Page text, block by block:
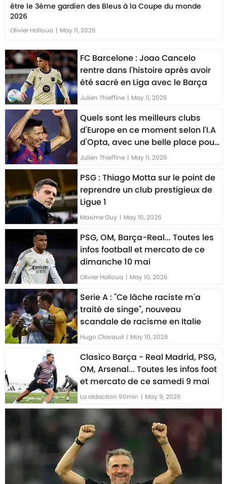
être le 3ème gardien des Bleus à la Coupe du monde
2026
Olivier Halloua | May 11, 2026
FC Barcelone : Joao Cancelo
rentre dans l'histoire après avoir
été sacré en Liga avec le Barça
Julien Thieffine | May 11, 2026
Quels sont les meilleurs clubs
d'Europe en ce moment selon l'I.A
d'Opta, avec une belle place pour
l'OM et le PSG
Julien Thieffine | May 11, 2026
PSG : Thiago Motta sur le point de
reprendre un club prestigieux de
Ligue 1
Maxime Guy | May 10, 2026
PSG, OM, Barça-Real... Toutes les
infos football et mercato de ce
dimanche 10 mai
Olivier Halloua | May 10, 2026
Serie A : "Ce lâche raciste m'a
traité de singe", nouveau
scandale de racisme en Italie
Hugo Clavaud | May 10, 2026
Clasico Barça - Real Madrid, PSG,
OM, Arsenal... Toutes les infos foot
et mercato de ce samedi 9 mai
La rédaction 90min | May 9, 2026